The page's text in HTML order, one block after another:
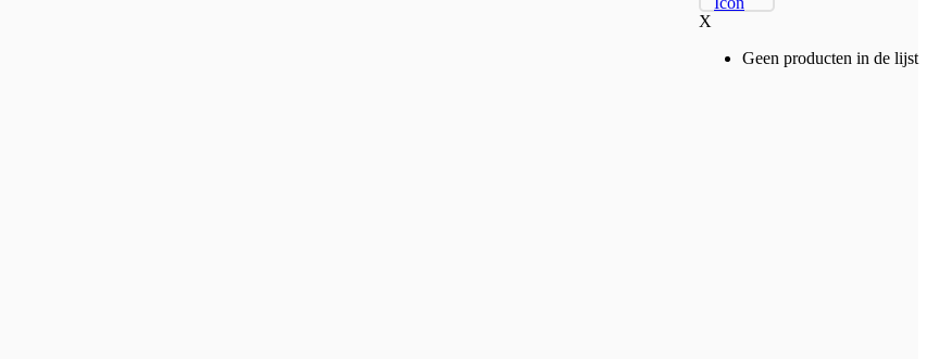
X
Geen producten in de lijst